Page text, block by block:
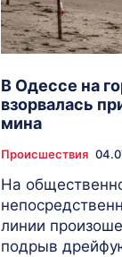
В Одессе на
взорвалась
мина
Происшествия
На
линии
подрыв